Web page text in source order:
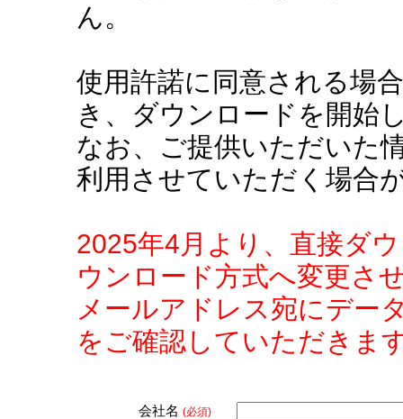
ん。
使用許諾に同意される場
き、ダウンロードを開始
なお、ご提供いただいた
利用させていただく場合
2025年4月より、直接ダ
ウンロード方式へ変更さ
メールアドレス宛にデー
をご確認していただきま
会社名 (必須)